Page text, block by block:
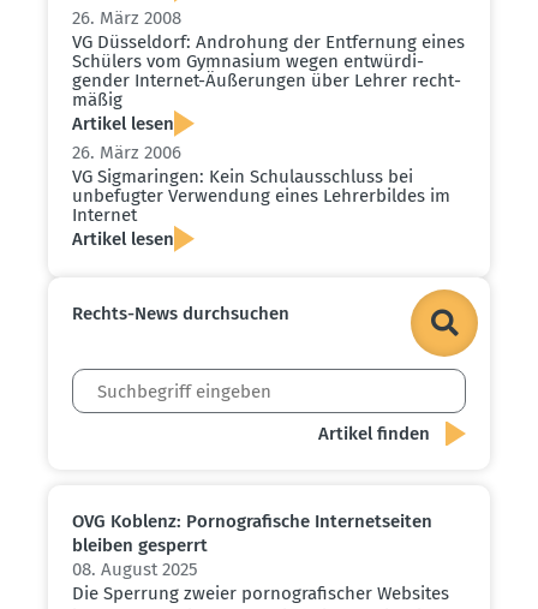
26. März 2008
VG Düsseldorf: Androhung der Entfernung eines
Schülers vom Gymnasium wegen entwür­di­
gender Internet-Äußerungen über Lehrer recht­
mäßig
Artikel lesen
26. März 2006
VG Sigma­ringen: Kein Schul­aus­schluss bei
unbefugter Verwendung eines Lehrer­bildes im
Internet
Artikel lesen
Rechts-News durch­suchen
OVG Koblenz: Porno­gra­fische Inter­net­seiten
bleiben gesperrt
08. August 2025
Die Sperrung zweier pornografischer Websites